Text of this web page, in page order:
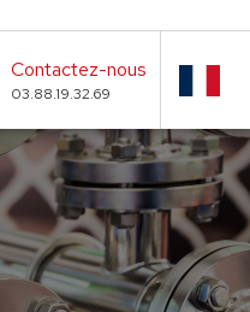
Contactez-nous
03.88.19.32.69